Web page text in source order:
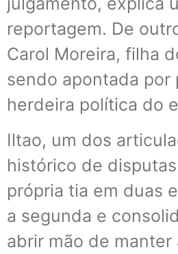
reportagem. De
Carol Moreira, filha
sendo apontada por
herdeira política do
Iltao, um dos
histórico de
própria tia em duas
a segunda e
abrir mão de